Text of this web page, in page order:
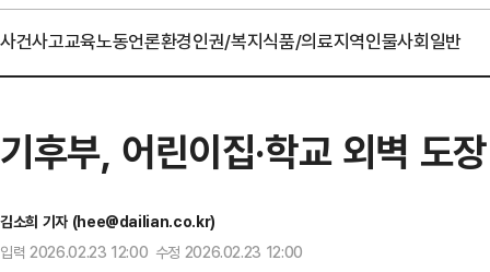
사건사고교육노동언론환경인권/복지식품/의료지역인물사회일반
기후부, 어린이집·학교 외벽 도
김소희 기자 (hee@dailian.co.kr)
입력 2026.02.23 12:00 수정 2026.02.23 12:00